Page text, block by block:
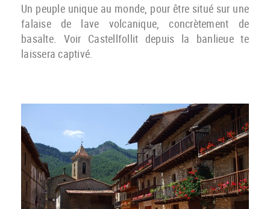
Un peuple unique au monde, pour être situé sur une
falaise de lave volcanique, concrètement de
basalte. Voir Castellfollit depuis la banlieue te
laissera captivé.